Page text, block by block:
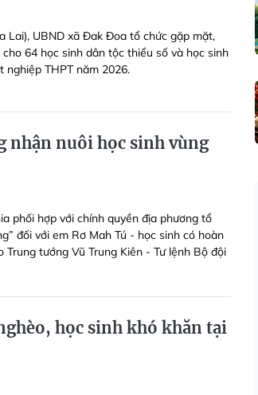
Lai), UBND xã Đak Đoa tổ chức gặp mặt,
64 học sinh dân tộc thiểu số và học sinh
THPT năm 2026.
nhận nuôi học sinh vùng
phối hợp với chính quyền địa phương tổ
đối với em Rơ Mah Tú - học sinh có hoàn
tướng Vũ Trung Kiên - Tư lệnh Bộ đội
học sinh khó khăn tại